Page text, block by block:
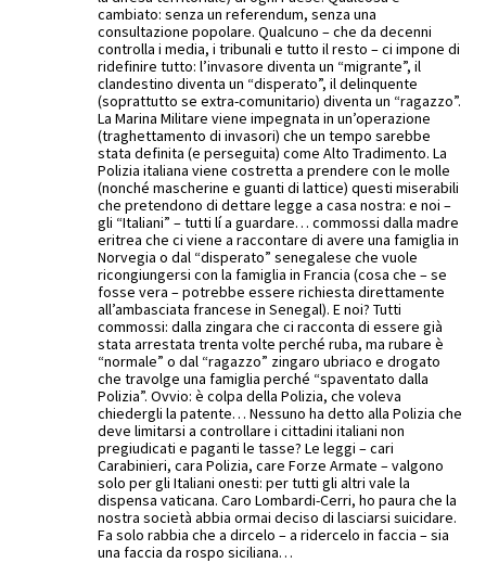
cambiato: senza un referendum, senza una
consultazione popolare. Qualcuno – che da decenni
controlla i media, i tribunali e tutto il resto – ci impone di
ridefinire tutto: l’invasore diventa un “migrante”, il
clandestino diventa un “disperato”, il delinquente
(soprattutto se extra-comunitario) diventa un “ragazzo”.
La Marina Militare viene impegnata in un’operazione
(traghettamento di invasori) che un tempo sarebbe
stata definita (e perseguita) come Alto Tradimento. La
Polizia italiana viene costretta a prendere con le molle
(nonché mascherine e guanti di lattice) questi miserabili
che pretendono di dettare legge a casa nostra: e noi –
gli “Italiani” – tutti lí a guardare… commossi dalla madre
eritrea che ci viene a raccontare di avere una famiglia in
Norvegia o dal “disperato” senegalese che vuole
ricongiungersi con la famiglia in Francia (cosa che – se
fosse vera – potrebbe essere richiesta direttamente
all’ambasciata francese in Senegal). E noi? Tutti
commossi: dalla zingara che ci racconta di essere già
stata arrestata trenta volte perché ruba, ma rubare è
“normale” o dal “ragazzo” zingaro ubriaco e drogato
che travolge una famiglia perché “spaventato dalla
Polizia”. Ovvio: è colpa della Polizia, che voleva
chiedergli la patente… Nessuno ha detto alla Polizia che
deve limitarsi a controllare i cittadini italiani non
pregiudicati e paganti le tasse? Le leggi – cari
Carabinieri, cara Polizia, care Forze Armate – valgono
solo per gli Italiani onesti: per tutti gli altri vale la
dispensa vaticana. Caro Lombardi-Cerri, ho paura che la
nostra società abbia ormai deciso di lasciarsi suicidare.
Fa solo rabbia che a dircelo – a ridercelo in faccia – sia
una faccia da rospo siciliana…